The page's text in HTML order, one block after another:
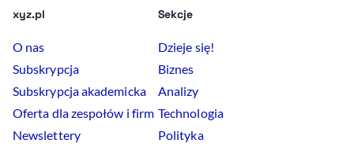
xyz.pl
O nas
Subskrypcja
Subskrypcja akademicka
Oferta dla zespołów i firm
Newslettery
Sekcje
Dzieje się!
Biznes
Analizy
Technologia
Polityka